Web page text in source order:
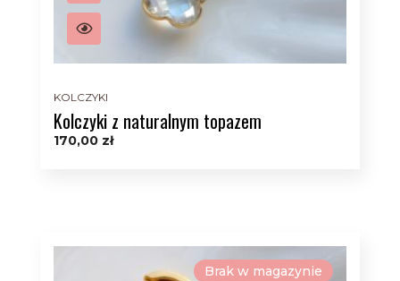
KOLCZYKI
Kolczyki z naturalnym topazem
170,00 zł
Brak w magazynie